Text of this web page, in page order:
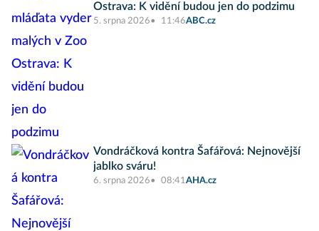
Ostrava: K vidění budou jen do podzimu
5. srpna 2026 11:46ABC.cz
Vondráčková kontra Šafářová: Nejnovější
jablko sváru!
6. srpna 2026 08:41AHA.cz